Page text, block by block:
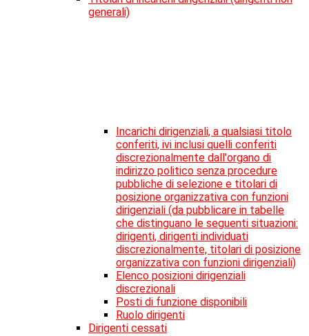
generali)
Incarichi dirigenziali, a qualsiasi titolo
conferiti, ivi inclusi quelli conferiti
discrezionalmente dall'organo di
indirizzo politico senza procedure
pubbliche di selezione e titolari di
posizione organizzativa con funzioni
dirigenziali (da pubblicare in tabelle
che distinguano le seguenti situazioni:
dirigenti, dirigenti individuati
discrezionalmente, titolari di posizione
organizzativa con funzioni dirigenziali)
Elenco posizioni dirigenziali
discrezionali
Posti di funzione disponibili
Ruolo dirigenti
Dirigenti cessati